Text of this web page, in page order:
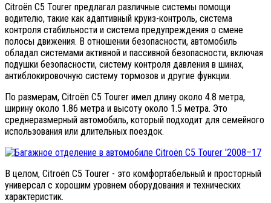
Citroën C5 Tourer предлагал различные системы помощи
водителю, такие как адаптивный круиз-контроль, система
контроля стабильности и система предупреждения о смене
полосы движения. В отношении безопасности, автомобиль
обладал системами активной и пассивной безопасности, включая
подушки безопасности, систему контроля давления в шинах,
антиблокировочную систему тормозов и другие функции.
По размерам, Citroën C5 Tourer имел длину около 4.8 метра,
ширину около 1.86 метра и высоту около 1.5 метра. Это
среднеразмерный автомобиль, который подходит для семейного
использования или длительных поездок.
В целом, Citroën C5 Tourer - это комфортабельный и просторный
универсал с хорошим уровнем оборудования и технических
характеристик.